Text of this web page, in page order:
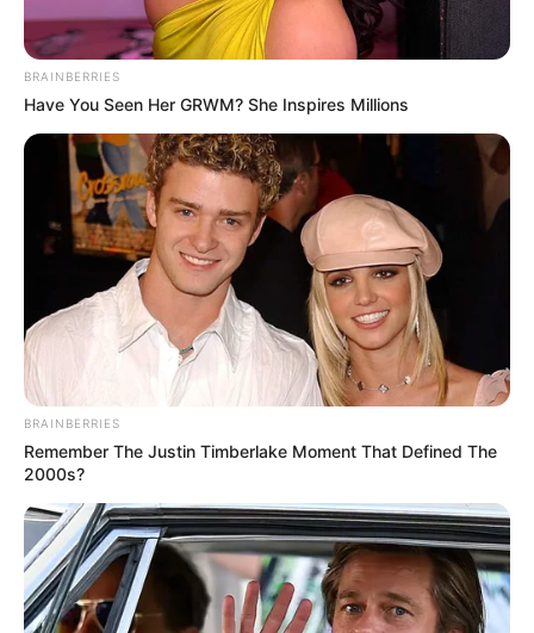
BRAINBERRIES
Have You Seen Her GRWM? She Inspires Millions
BRAINBERRIES
Remember The Justin Timberlake Moment That Defined The
2000s?